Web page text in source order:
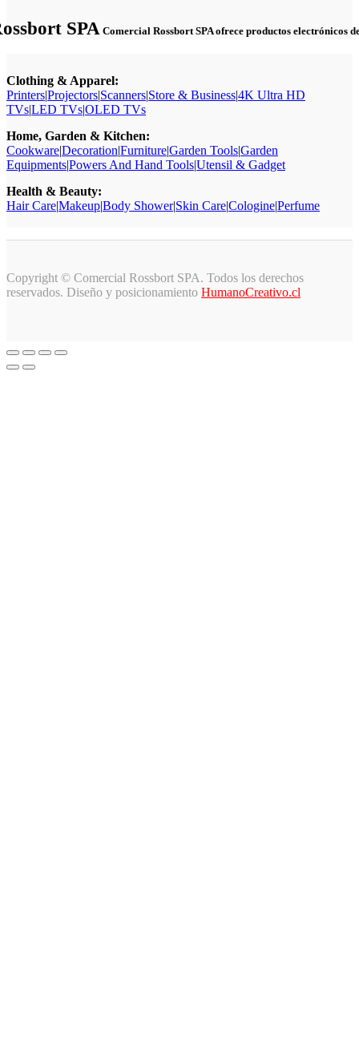
SPA Comercial Rossbort SPA ofrece productos electrónicos
Clothing & Apparel:
Printers|Projectors|Scanners|Store & Business|4K Ultra HD
TVs|LED TVs|OLED TVs
Home, Garden & Kitchen:
Cookware|Decoration|Furniture|Garden Tools|Garden
Equipments|Powers And Hand Tools|Utensil & Gadget
Health & Beauty:
Hair Care|Makeup|Body Shower|Skin Care|Cologine|Perfume
Copyright © Comercial Rossbort SPA. Todos los derechos
reservados. Diseño y posicionamiento HumanoCreativo.cl